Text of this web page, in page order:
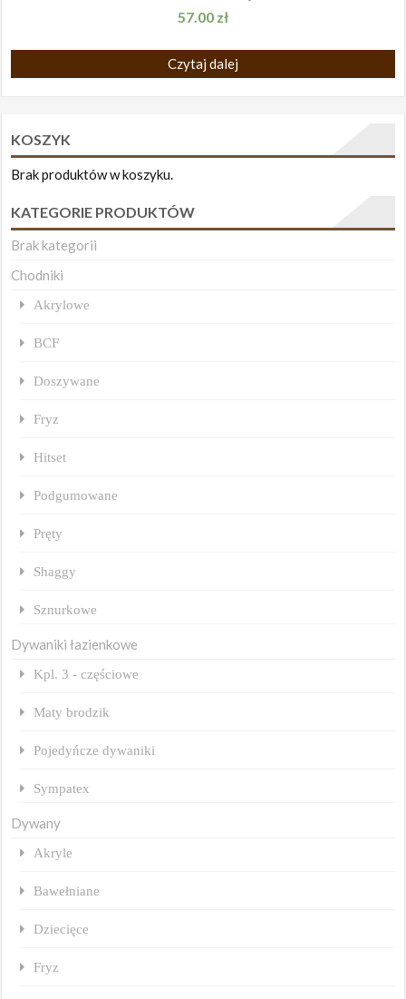
57.00 zł
Czytaj dalej
KOSZYK
Brak produktów w koszyku.
KATEGORIE PRODUKTÓW
Brak kategorii
Chodniki
Akrylowe
BCF
Doszywane
Fryz
Hitset
Podgumowane
Pręty
Shaggy
Sznurkowe
Dywaniki łazienkowe
Kpl. 3 - częściowe
Maty brodzik
Pojedyńcze dywaniki
Sympatex
Dywany
Akryle
Bawełniane
Dziecięce
Fryz